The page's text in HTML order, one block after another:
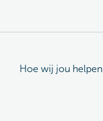
Hoe wij jou helpen